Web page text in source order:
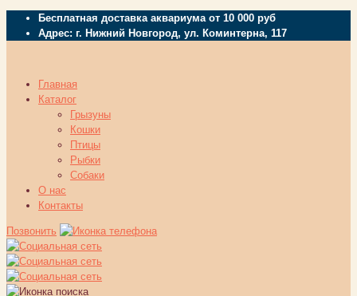
Бесплатная доставка аквариума от 10 000 руб
Адрес: г. Нижний Новгород, ул. Коминтерна, 117
Главная
Каталог
Грызуны
Кошки
Птицы
Рыбки
Собаки
О нас
Контакты
Позвонить